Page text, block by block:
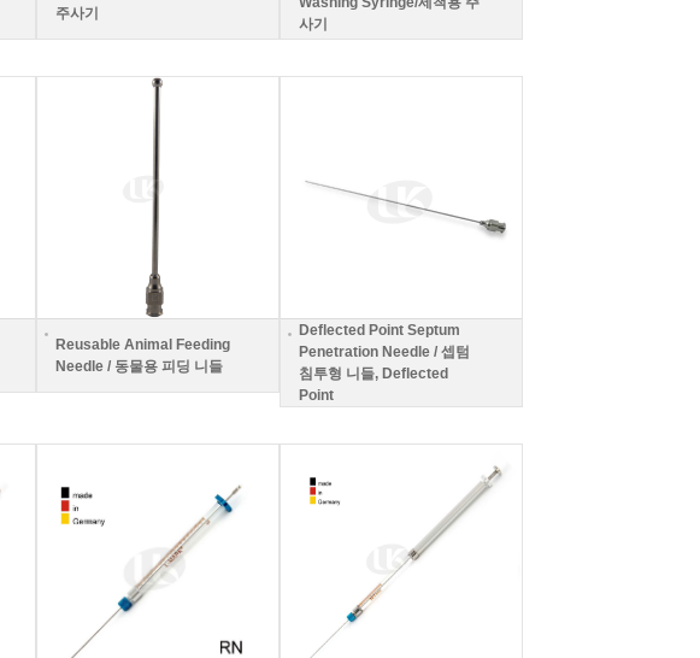
주사기
사기
Reusable Animal Feeding
Needle / 동물용 피딩 니들
Deflected Point Septum
Penetration Needle / 셉텀
침투형 니들, Deflected
Point